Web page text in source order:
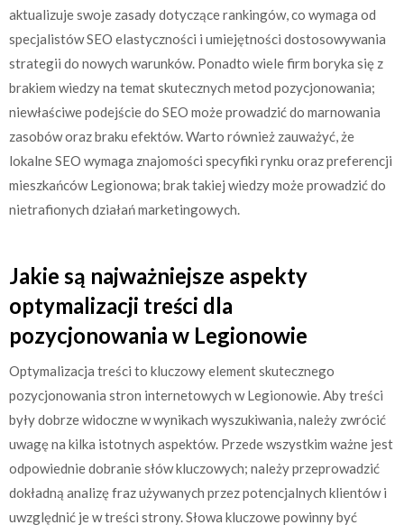
aktualizuje swoje zasady dotyczące rankingów, co wymaga od
specjalistów SEO elastyczności i umiejętności dostosowywania
strategii do nowych warunków. Ponadto wiele firm boryka się z
brakiem wiedzy na temat skutecznych metod pozycjonowania;
niewłaściwe podejście do SEO może prowadzić do marnowania
zasobów oraz braku efektów. Warto również zauważyć, że
lokalne SEO wymaga znajomości specyfiki rynku oraz preferencji
mieszkańców Legionowa; brak takiej wiedzy może prowadzić do
nietrafionych działań marketingowych.
Jakie są najważniejsze aspekty
optymalizacji treści dla
pozycjonowania w Legionowie
Optymalizacja treści to kluczowy element skutecznego
pozycjonowania stron internetowych w Legionowie. Aby treści
były dobrze widoczne w wynikach wyszukiwania, należy zwrócić
uwagę na kilka istotnych aspektów. Przede wszystkim ważne jest
odpowiednie dobranie słów kluczowych; należy przeprowadzić
dokładną analizę fraz używanych przez potencjalnych klientów i
uwzględnić je w treści strony. Słowa kluczowe powinny być